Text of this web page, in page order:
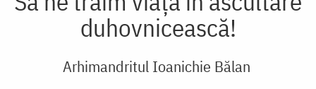
duhovnicească!
Arhimandritul Ioanichie Bălan